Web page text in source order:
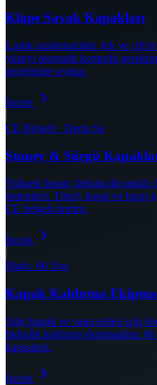
Klape Savak Kapakları
Lastik sızdırmazlıklı, tek ve çift
yüzeyi otomatik kontrolü
projelerine uygun.
İncele
CE Belgeli · Derin Su
Stoney & Sürgü
Yüksek basınç farkına
sistemleri. Tünel, kanal ve baraj
CE belgeli üretim.
İncele
Maks. 60 Ton
Kapak Kaldırma
Ağır kapak ve vana setleri için
hidrolik kaldırma ekipmanları.
kapasitesi.
İncele